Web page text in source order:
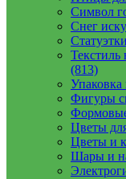
Символ
Снег
(813)
Упаковка
Фигуры
Цветы
Цветы и
Шары и